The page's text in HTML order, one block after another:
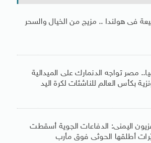
فى هولندا .. مزيج من الخيال والسحر
مصر تواجه الدنمارك على الميدالية
بكأس العالم للناشئات لكرة اليد
اليمنى: الدفاعات الجوية أسقطت
أطلقها الحوثى فوق مأرب